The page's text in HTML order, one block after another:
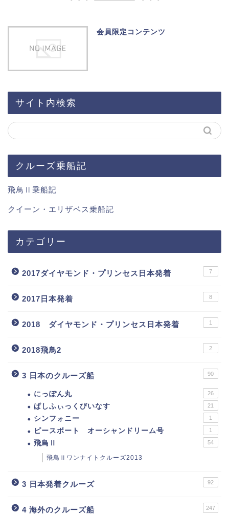
会員限定コンテンツ
サイト内検索
クルーズ乗船記
飛鳥Ⅱ乗船記
クイーン・エリザベス乗船記
カテゴリー
2017ダイヤモンド・プリンセス日本発着 7
2017日本発着 8
2018 ダイヤモンド・プリンセス日本発着 1
2018飛鳥2 2
3 日本のクルーズ船 90
にっぽん丸 26
ぱしふぃっくびいなす 21
シンフォニー 1
ピースボート オーシャンドリーム号 1
飛鳥Ⅱ 54
飛鳥Ⅱワンナイトクルーズ2013
3 日本発着クルーズ 92
4 海外のクルーズ船 247